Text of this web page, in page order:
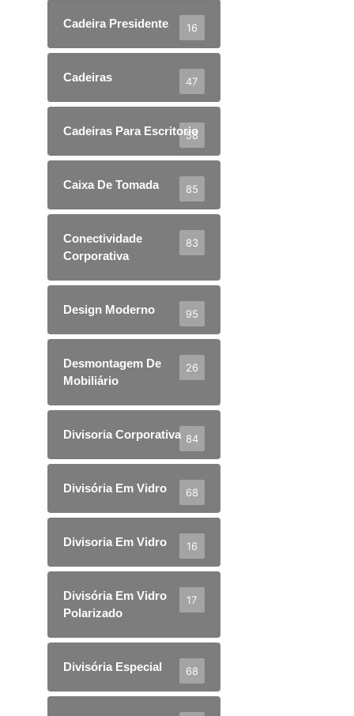
Cadeira Presidente 16
Cadeiras 47
Cadeiras Para Escritorio
58
Caixa De Tomada 85
Conectividade
Corporativa
83
Design Moderno 95
Desmontagem De
Mobiliário
26
Divisoria Corporativa 84
Divisória Em Vidro 68
Divisoria Em Vidro 16
Divisória Em Vidro
Polarizado
17
Divisória Especial 68